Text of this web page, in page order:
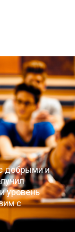
добрыми и
уровень
с